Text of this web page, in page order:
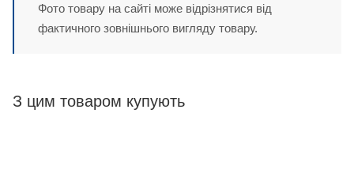
Фото товару на сайті може відрізнятися від
фактичного зовнішнього вигляду товару.
З цим товаром купують